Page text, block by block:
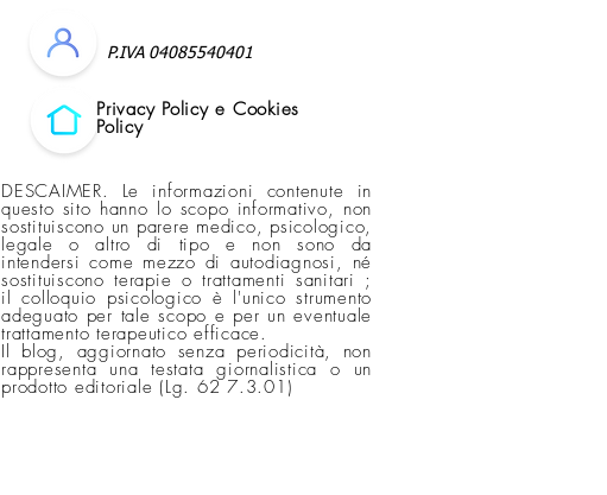
P.IVA 04085540401
Privacy Policy e Cookies
Policy
DESCAIMER. Le informazioni contenute in
questo sito hanno lo scopo informativo, non
sostituiscono un parere medico, psicologico,
legale o altro di tipo e non sono da
intendersi come mezzo di autodiagnosi, né
sostituiscono terapie o trattamenti sanitari ;
il colloquio psicologico è l'unico strumento
adeguato per tale scopo e per un eventuale
trattamento terapeutico efficace.
Il blog, aggiornato senza periodicità, non
rappresenta una testata giornalistica o un
prodotto editoriale (Lg. 62 7.3.01)